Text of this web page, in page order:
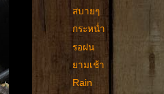
สบายๆ
กระหน่ำ
รอฝน
ยามเช้า
Rain